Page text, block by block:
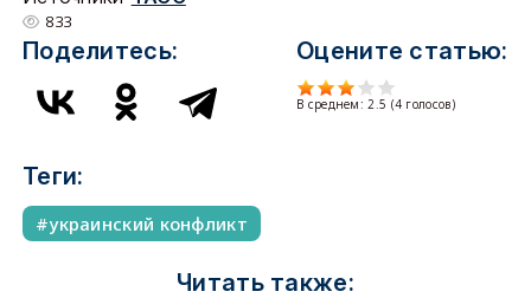
833
Поделитесь: Оцените статью:
В среднем:2.5 (4 голосов)
Теги:
украинский конфликт
Читать также: